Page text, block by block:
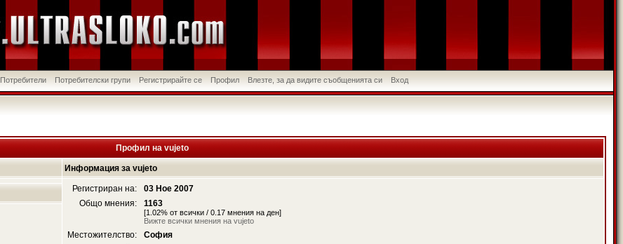
Потребители Потребителски групи Регистрирайте се Профил Влезте, за да видите съобщенията си Вход
Профил на vujeto
Информация за vujeto
Регистриран на:
03 Ное 2007
Общо мнения:
1163
[1.02% от всички / 0.17 мнения на ден]
Вижте всички мнения на vujeto
Местожителство:
София